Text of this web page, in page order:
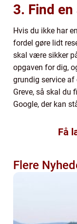
3. Find
Hvis du ikke har
fordel gøre lidt
skal være sikker
opgaven for dig,
grundig service
Greve, så skal du
Google, der kan
Få
Flere